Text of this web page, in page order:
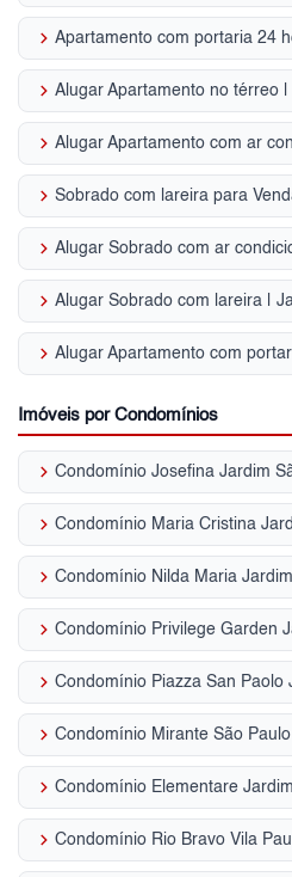
keyboard_arrow_right
keyboard_arrow_right Alugar Apartamento no térreo
keyboard_arrow_right
keyboard_arrow_right Sobrado com lareira para
keyboard_arrow_right
keyboard_arrow_right Alugar Sobrado com lareira |
keyboard_arrow_right
Imóveis por Condomínios
keyboard_arrow_right
keyboard_arrow_right
keyboard_arrow_right
keyboard_arrow_right
keyboard_arrow_right
keyboard_arrow_right
keyboard_arrow_right
keyboard_arrow_right Condomínio Rio Bravo Vila